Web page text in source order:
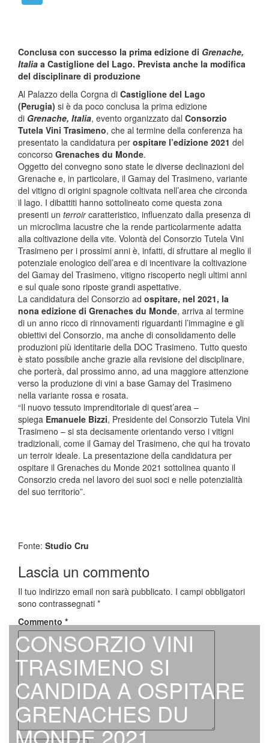
CONSORZIO VINI
TRASIMENO SI
CANDIDA A OSPITARE
GRENACHES DU
MONDE 2021
Conclusa con successo la prima edizione di Grenache,
Italia a Castiglione del Lago. Prevista anche la modifica
del disciplinare di produzione
Al Palazzo della Corgna di Castiglione del Lago
(Perugia) si è da poco conclusa la prima edizione
di Grenache, Italia, evento organizzato dal Consorzio
Tutela Vini Trasimeno, che al termine della conferenza ha
presentato la candidatura per ospitare l’edizione 2021 del
concorso Grenaches du Monde.
Oggetto del convegno sono state le diverse declinazioni del
Grenache e, in particolare, il Gamay del Trasimeno, variante
del vitigno di origini spagnole coltivata nell’area che circonda
il lago. I dibattiti hanno sottolineato come questa zona
presenti un terroircaratteristico, influenzato dalla presenza di
un microclima lacustre che la rende particolarmente adatta
alla coltivazione della vite. Volontà del Consorzio Tutela Vini
Trasimeno per i prossimi anni è, infatti, di sfruttare al meglio il
potenziale enologico dell’area e di incentivare la coltivazione
del Gamay del Trasimeno, vitigno riscoperto negli ultimi anni
e sul quale sono riposte grandi aspettative.
La candidatura del Consorzio ad ospitare, nel 2021, la
nona edizione di Grenaches du Monde, arriva al termine
di un anno ricco di rinnovamenti riguardanti l’immagine e gli
obiettivi del Consorzio, ma anche di consolidamento delle
produzioni più identitarie della DOC Trasimeno. Tutto questo
è stato possibile anche grazie alla revisione del disciplinare,
che porterà, dal prossimo anno, ad una maggiore attenzione
verso la produzione di vini a base Gamay del Trasimeno
nella variante rossa e rosata.
“Il nuovo tessuto imprenditoriale di quest’area –
spiega Emanuele Bizzi, Presidente del Consorzio Tutela Vini
Trasimeno – si sta decisamente orientando verso i vitigni
tradizionali, come il Gamay del Trasimeno, che qui ha trovato
un terroir ideale. La presentazione della candidatura per
ospitare il Grenaches du Monde 2021 sottolinea quanto il
Consorzio creda nel lavoro dei suoi soci e nelle potenzialità
del suo territorio”.
Fonte: Studio Cru
Lascia un commento
Il tuo indirizzo email non sarà pubblicato. I campi obbligatori
sono contrassegnati *
Commento *